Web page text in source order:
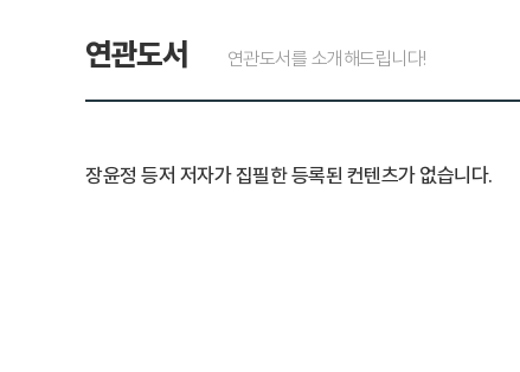
연관도서 연관도서를 소개해드립니다!
장윤정 등저 저자가 집필한 등록된 컨텐츠가 없습니다.